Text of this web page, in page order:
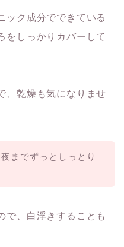
ック成分でできている
をしっかりカバーして
、乾燥も気になりませ
までずっとしっとり
で、白浮きすることも